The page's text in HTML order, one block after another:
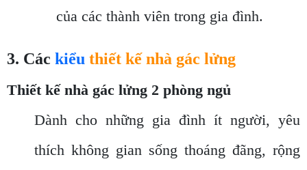
của các thành viên trong gia đình.
3. Các kiểu thiết kế nhà gác lửng
Thiết kế nhà gác lửng 2 phòng ngủ
Dành cho những gia đình ít người, yêu
thích không gian sống thoáng đãng, rộng